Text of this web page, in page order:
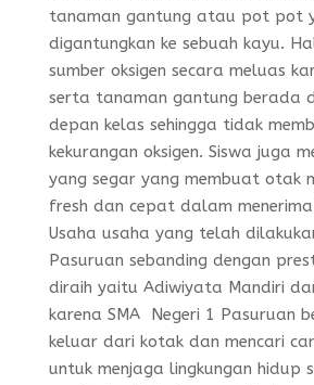
tanaman gantung atau pot pot
digantungkan ke sebuah kayu.
sumber oksigen secara meluas
serta tanaman gantung berada
depan kelas sehingga tidak
kekurangan oksigen. Siswa juga
yang segar yang membuat otak
fresh dan cepat dalam
Usaha usaha yang telah
Pasuruan sebanding dengan
diraih yaitu Adiwiyata Mandiri
karena SMA Negeri 1 Pasuruan
keluar dari kotak dan mencari
untuk menjaga lingkungan hidup